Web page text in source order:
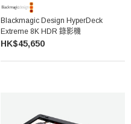
Blackmagic Design HyperDeck
Extreme 8K HDR 錄影機
HK$45,650